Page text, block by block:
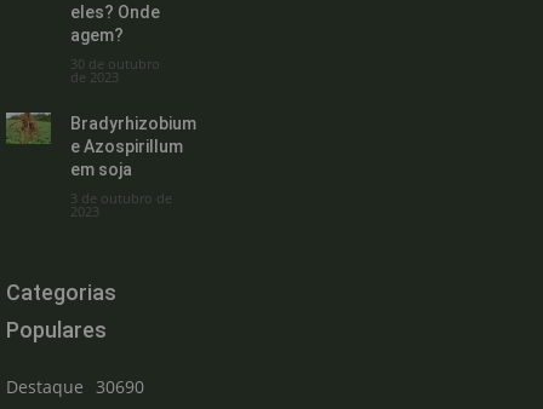
eles? Onde
agem?
30 de outubro
de 2023
Bradyrhizobium
e Azospirillum
em soja
3 de outubro de
2023
Categorias
Populares
Destaque
30690